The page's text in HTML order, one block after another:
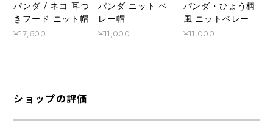
パンダ / ネコ 耳つ
きフード ニット帽
¥17,600
パンダ ニット ベ
レー帽
¥11,000
パンダ・ひょう柄
風 ニットベレー
¥11,000
ショップの評価